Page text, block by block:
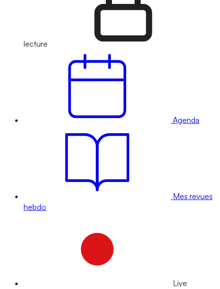
lecture
Agenda
Mes revues
hebdo
Live